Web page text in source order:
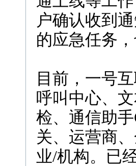
户确认收到
的应急任务
目前，一号
呼叫中心、
检、通信助
关、运营商
业/机构。已